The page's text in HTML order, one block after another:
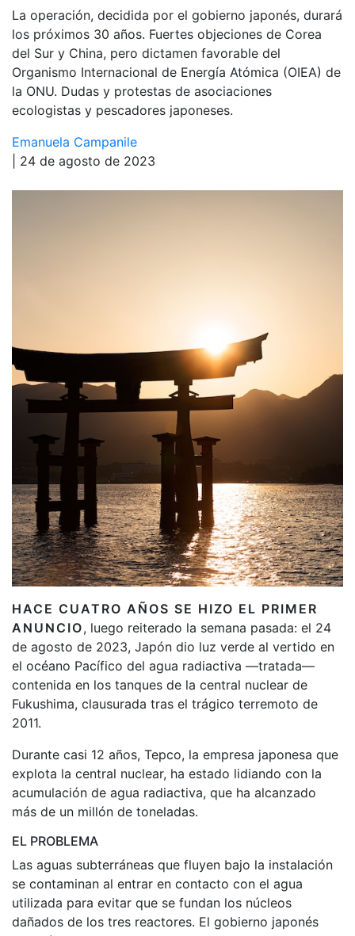
La operación, decidida por el gobierno japonés, durará
los próximos 30 años. Fuertes objeciones de Corea
del Sur y China, pero dictamen favorable del
Organismo Internacional de Energía Atómica (OIEA) de
la ONU. Dudas y protestas de asociaciones
ecologistas y pescadores japoneses.
Emanuela Campanile
| 24 de agosto de 2023
HACE CUATRO AÑOS SE HIZO EL PRIMER
ANUNCIO, luego reiterado la semana pasada: el 24
de agosto de 2023, Japón dio luz verde al vertido en
el océano Pacífico del agua radiactiva —tratada—
contenida en los tanques de la central nuclear de
Fukushima, clausurada tras el trágico terremoto de
2011.
Durante casi 12 años, Tepco, la empresa japonesa que
explota la central nuclear, ha estado lidiando con la
acumulación de agua radiactiva, que ha alcanzado
más de un millón de toneladas.
EL PROBLEMA
Las aguas subterráneas que fluyen bajo la instalación
se contaminan al entrar en contacto con el agua
utilizada para evitar que se fundan los núcleos
dañados de los tres reactores. El gobierno japonés